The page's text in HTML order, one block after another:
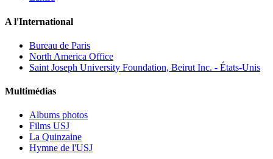
A l'International
Bureau de Paris
North America Office
Saint Joseph University Foundation, Beirut Inc. - États-Unis
Multimédias
Albums photos
Films USJ
La Quinzaine
Hymne de l'USJ